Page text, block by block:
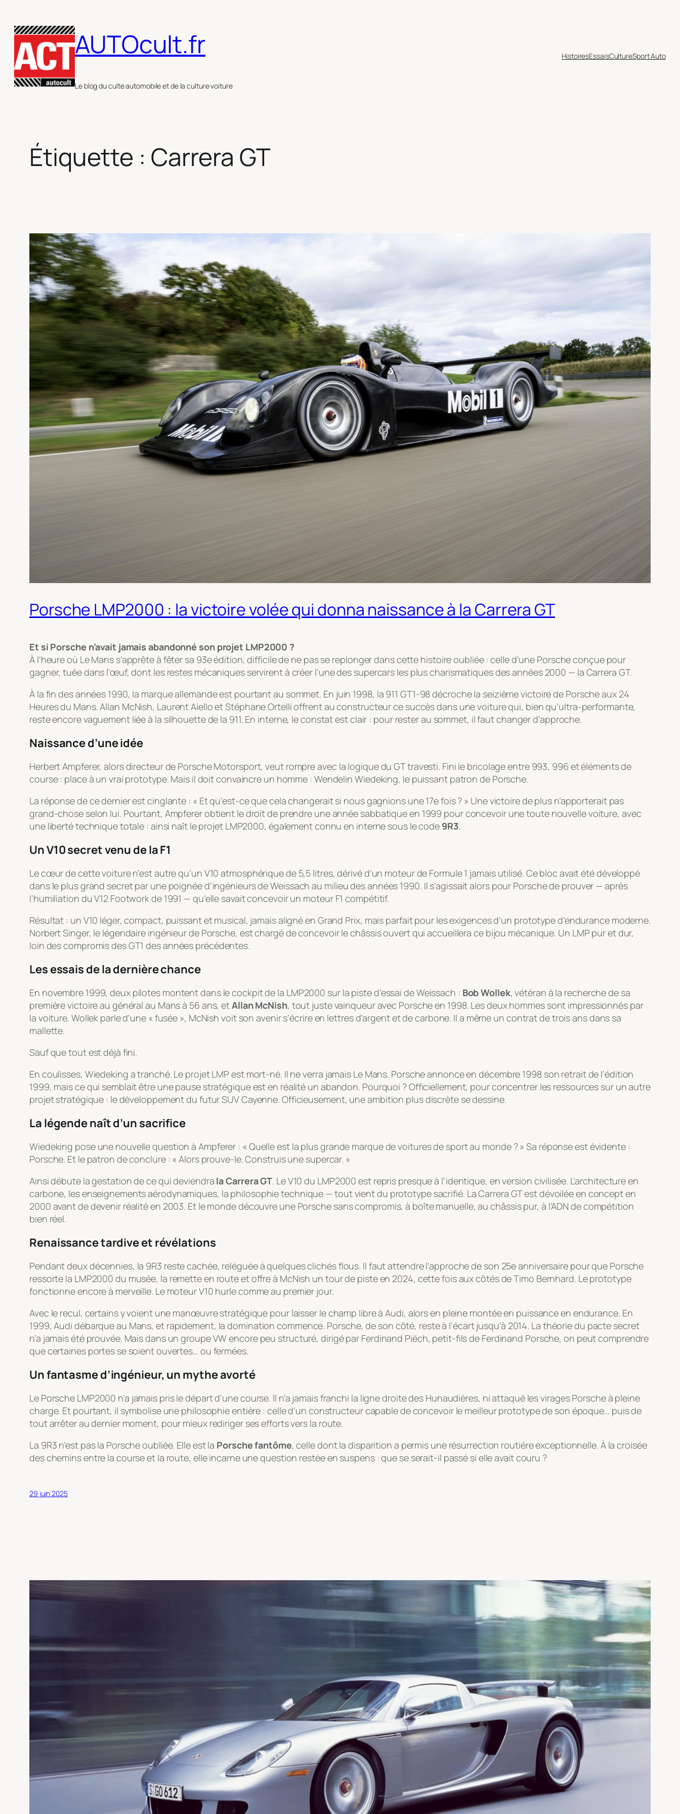
au
contenu
AUTOcult.fr
Le blog du culte automobile et de la culture voiture
HistoiresEssaisCultureSport Auto
Étiquette : Carrera GT
Porsche LMP2000 : la victoire volée qui donna naissance à la Carrera GT
Et si Porsche n’avait jamais abandonné son projet LMP2000 ?
À l’heure où Le Mans s’apprête à fêter sa 93e édition, difficile de ne pas se replonger dans cette histoire oubliée : celle d’une Porsche conçue pour
gagner, tuée dans l’œuf, dont les restes mécaniques servirent à créer l’une des supercars les plus charismatiques des années 2000 — la Carrera GT.
À la fin des années 1990, la marque allemande est pourtant au sommet. En juin 1998, la 911 GT1-98 décroche la seizième victoire de Porsche aux 24
Heures du Mans. Allan McNish, Laurent Aiello et Stéphane Ortelli offrent au constructeur ce succès dans une voiture qui, bien qu’ultra-performante,
reste encore vaguement liée à la silhouette de la 911. En interne, le constat est clair : pour rester au sommet, il faut changer d’approche.
Naissance d’une idée
Herbert Ampferer, alors directeur de Porsche Motorsport, veut rompre avec la logique du GT travesti. Fini le bricolage entre 993, 996 et éléments de
course : place à un vrai prototype. Mais il doit convaincre un homme : Wendelin Wiedeking, le puissant patron de Porsche.
La réponse de ce dernier est cinglante : « Et qu’est-ce que cela changerait si nous gagnions une 17e fois ? » Une victoire de plus n’apporterait pas
grand-chose selon lui. Pourtant, Ampferer obtient le droit de prendre une année sabbatique en 1999 pour concevoir une toute nouvelle voiture, avec
une liberté technique totale : ainsi naît le projet LMP2000, également connu en interne sous le code 9R3.
Un V10 secret venu de la F1
Le cœur de cette voiture n’est autre qu’un V10 atmosphérique de 5,5 litres, dérivé d’un moteur de Formule 1 jamais utilisé. Ce bloc avait été développé
dans le plus grand secret par une poignée d’ingénieurs de Weissach au milieu des années 1990. Il s’agissait alors pour Porsche de prouver — après
l’humiliation du V12 Footwork de 1991 — qu’elle savait concevoir un moteur F1 compétitif.
Résultat : un V10 léger, compact, puissant et musical, jamais aligné en Grand Prix, mais parfait pour les exigences d’un prototype d’endurance moderne.
Norbert Singer, le légendaire ingénieur de Porsche, est chargé de concevoir le châssis ouvert qui accueillera ce bijou mécanique. Un LMP pur et dur,
loin des compromis des GT1 des années précédentes.
Les essais de la dernière chance
En novembre 1999, deux pilotes montent dans le cockpit de la LMP2000 sur la piste d’essai de Weissach : Bob Wollek, vétéran à la recherche de sa
première victoire au général au Mans à 56 ans, etAllan McNish, tout juste vainqueur avec Porsche en 1998. Les deux hommes sont impressionnés par
la voiture. Wollek parle d’une « fusée », McNish voit son avenir s’écrire en lettres d’argent et de carbone. Il a même un contrat de trois ans dans sa
mallette.
Sauf que tout est déjà fini.
En coulisses, Wiedeking a tranché. Le projet LMP est mort-né. Il ne verra jamais Le Mans. Porsche annonce en décembre 1998 son retrait de l’édition
1999, mais ce qui semblait être une pause stratégique est en réalité un abandon. Pourquoi ? Officiellement, pour concentrer les ressources sur un autre
projet stratégique : le développement du futur SUV Cayenne. Officieusement, une ambition plus discrète se dessine.
La légende naît d’un sacrifice
Wiedeking pose une nouvelle question à Ampferer : « Quelle est la plus grande marque de voitures de sport au monde ? » Sa réponse est évidente :
Porsche. Et le patron de conclure : « Alors prouve-le. Construis une supercar. »
Ainsi débute la gestation de ce qui deviendra la Carrera GT. Le V10 du LMP2000 est repris presque à l’identique, en version civilisée. L’architecture en
carbone, les enseignements aérodynamiques, la philosophie technique — tout vient du prototype sacrifié. La Carrera GT est dévoilée en concept en
2000 avant de devenir réalité en 2003. Et le monde découvre une Porsche sans compromis, à boîte manuelle, au châssis pur, à l’ADN de compétition
bien réel.
Renaissance tardive et révélations
Pendant deux décennies, la 9R3 reste cachée, reléguée à quelques clichés flous. Il faut attendre l’approche de son 25e anniversaire pour que Porsche
ressorte la LMP2000 du musée, la remette en route et offre à McNish un tour de piste en 2024, cette fois aux côtés de Timo Bernhard. Le prototype
fonctionne encore à merveille. Le moteur V10 hurle comme au premier jour.
Avec le recul, certains y voient une manœuvre stratégique pour laisser le champ libre à Audi, alors en pleine montée en puissance en endurance. En
1999, Audi débarque au Mans, et rapidement, la domination commence. Porsche, de son côté, reste à l’écart jusqu’à 2014. La théorie du pacte secret
n’a jamais été prouvée. Mais dans un groupe VW encore peu structuré, dirigé par Ferdinand Piëch, petit-fils de Ferdinand Porsche, on peut comprendre
que certaines portes se soient ouvertes… ou fermées.
Un fantasme d’ingénieur, un mythe avorté
Le Porsche LMP2000 n’a jamais pris le départ d’une course. Il n’a jamais franchi la ligne droite des Hunaudières, ni attaqué les virages Porsche à pleine
charge. Et pourtant, il symbolise une philosophie entière : celle d’un constructeur capable de concevoir le meilleur prototype de son époque… puis de
tout arrêter au dernier moment, pour mieux rediriger ses efforts vers la route.
La 9R3 n’est pas la Porsche oubliée. Elle est la Porsche fantôme, celle dont la disparition a permis une résurrection routière exceptionnelle. À la croisée
des chemins entre la course et la route, elle incarne une question restée en suspens : que se serait-il passé si elle avait couru ?
29 juin 2025